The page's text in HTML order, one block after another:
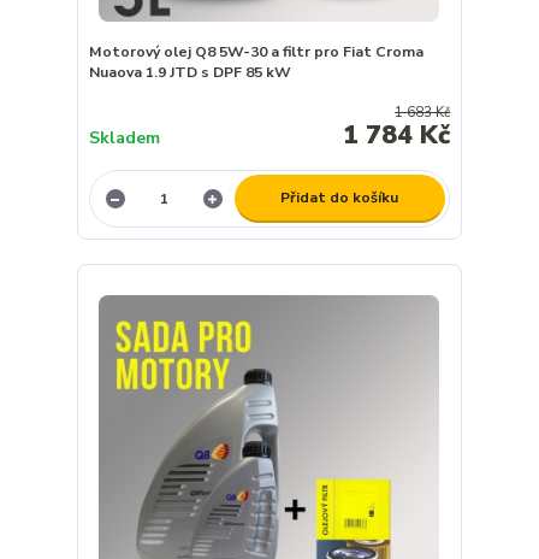
Motorový olej Q8 5W-30 a filtr pro Fiat Croma
Nuaova 1.9 JTD s DPF 85 kW
1 683 Kč
1 784 Kč
Skladem
Přidat do košíku